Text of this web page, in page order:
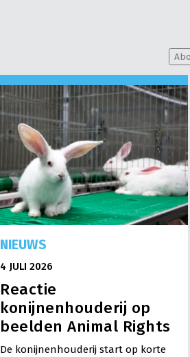
NIEUWS
4 JULI 2026
Reactie
konijnenhouderij op
beelden Animal Rights
De konijnenhouderij start op korte